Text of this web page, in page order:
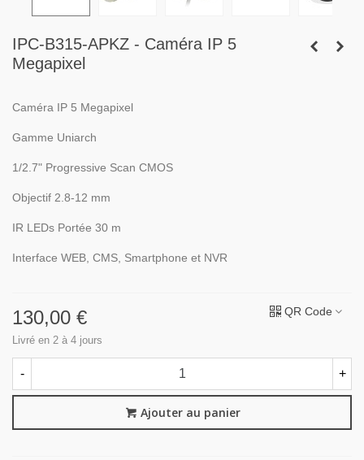
IPC-B315-APKZ - Caméra IP 5
Megapixel
Caméra IP 5 Megapixel
Gamme Uniarch
1/2.7" Progressive Scan CMOS
Objectif 2.8-12 mm
IR LEDs Portée 30 m
Interface WEB, CMS, Smartphone et NVR
130,00 €
Livré en 2 à 4 jours
QR Code
- +
Ajouter au panier